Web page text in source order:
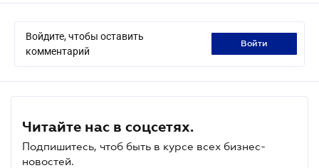
Войдите, чтобы оставить
комментарий
войти
Читайте нас в соцсетях.
Подпишитесь, чтоб быть в курсе всех бизнес-
новостей.